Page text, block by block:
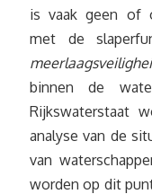
is vaak geen of
met de
binnen de
Rijkswaterstaat
analyse van de
van
worden op dit